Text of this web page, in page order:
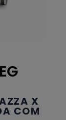
X
COM